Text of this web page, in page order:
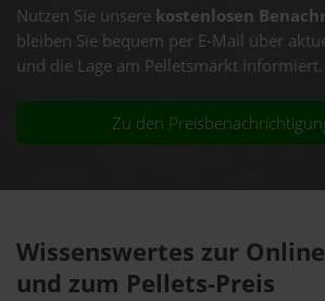
Nutzen Sie unsere kostenlosen
bleiben Sie bequem per E-Mail über
und die Lage am Pelletsmarkt informiert.
Zu den
Wissenswertes zur
und zum Pellets-Preis